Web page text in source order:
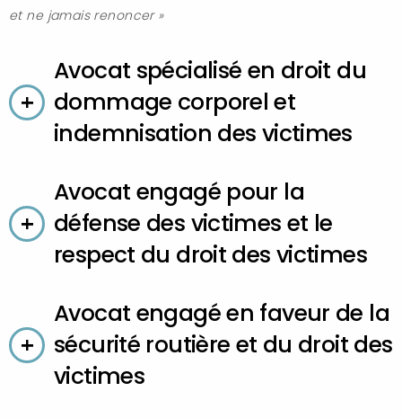
et ne jamais renoncer »
Avocat spécialisé en droit du
dommage corporel et
indemnisation des victimes
Avocat engagé pour la
défense des victimes et le
respect du droit des victimes
Avocat engagé en faveur de la
sécurité routière et du droit des
victimes